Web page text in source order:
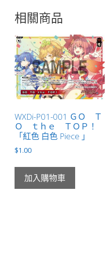
像：
勇
LV1
無
LB」
數
量
相關商品
WXDi-P01-001 ＧＯ Ｔ
Ｏ ｔｈｅ ＴＯＰ！
「紅色 白色 Piece 」
$1.00
加入購物車